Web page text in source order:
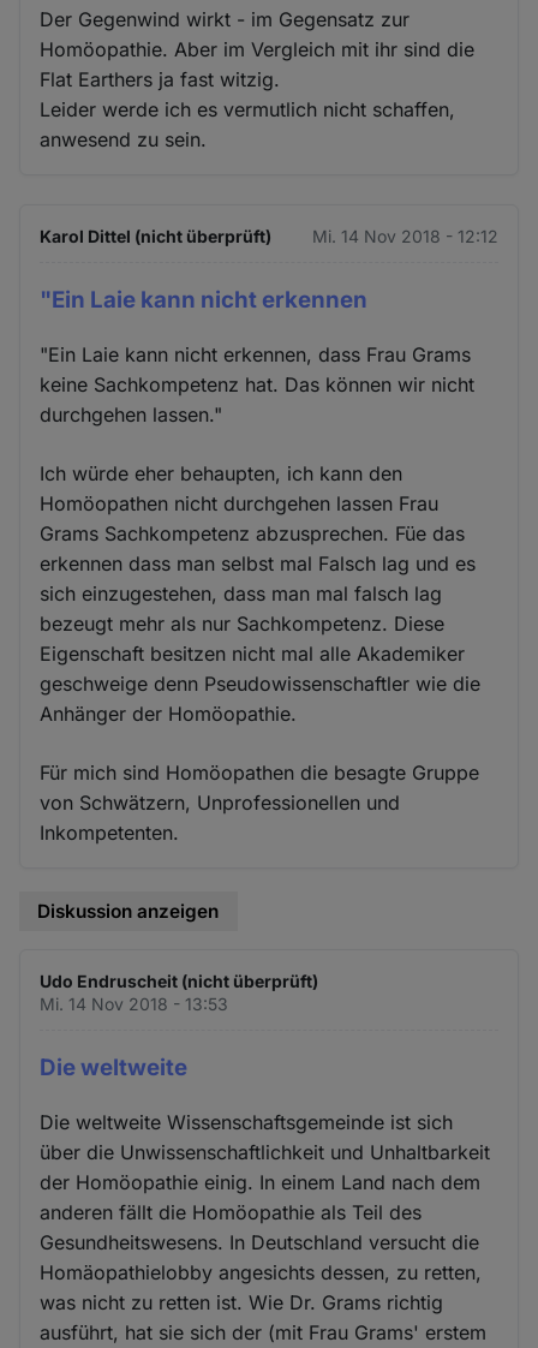
Der Gegenwind wirkt - im Gegensatz zur
Homöopathie. Aber im Vergleich mit ihr sind die
Flat Earthers ja fast witzig.
Leider werde ich es vermutlich nicht schaffen,
anwesend zu sein.
Karol Dittel (nicht überprüft) Mi. 14 Nov 2018 - 12:12
"Ein Laie kann nicht erkennen
"Ein Laie kann nicht erkennen, dass Frau Grams
keine Sachkompetenz hat. Das können wir nicht
durchgehen lassen."
Ich würde eher behaupten, ich kann den
Homöopathen nicht durchgehen lassen Frau
Grams Sachkompetenz abzusprechen. Füe das
erkennen dass man selbst mal Falsch lag und es
sich einzugestehen, dass man mal falsch lag
bezeugt mehr als nur Sachkompetenz. Diese
Eigenschaft besitzen nicht mal alle Akademiker
geschweige denn Pseudowissenschaftler wie die
Anhänger der Homöopathie.
Für mich sind Homöopathen die besagte Gruppe
von Schwätzern, Unprofessionellen und
Inkompetenten.
Diskussion anzeigen
Udo Endruscheit (nicht überprüft)
Mi. 14 Nov 2018 - 13:53
Die weltweite
Die weltweite Wissenschaftsgemeinde ist sich
über die Unwissenschaftlichkeit und Unhaltbarkeit
der Homöopathie einig. In einem Land nach dem
anderen fällt die Homöopathie als Teil des
Gesundheitswesens. In Deutschland versucht die
Homäopathielobby angesichts dessen, zu retten,
was nicht zu retten ist. Wie Dr. Grams richtig
ausführt, hat sie sich der (mit Frau Grams' erstem